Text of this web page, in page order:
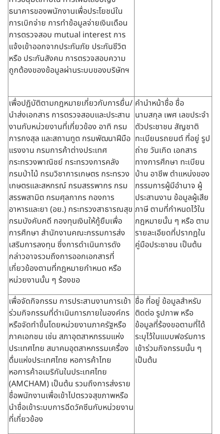
ธนาคารของพนักงานเพื่อประโยชน์ใน
การเบิกจ่าย การทำข้อมูลจ่ายเงินเดือน
การตรวจสอบ mutual interest การ
แจ้งเข้าออกจากประกันภัย ประกันชีวิต
หรือ ประกันสังคม การตรวจสอบความ
ถูกต้องของข้อมูลผ่านระบบของบริษัทฯ
เพื่อปฏิบัติตามกฎหมายเกี่ยวกับการยื่น/
นำส่งเอกสาร การตรวจสอบและประสาน
งานกับหน่วยงานที่เกี่ยวข้อง อาทิ กรม
การกงสุล และสถานทูต กรมพัฒนาฝีมือ
แรงงาน กรมการค้าต่างประเทศ
กระทรวงพาณิชย์ กระทรวงการคลัง
กรมป่าไม้ กรมวิชาการเกษตร กระทรวง
เกษตรและสหกรณ์ กรมสรรพากร กรม
สรรพสามิต กรมศุลกากร กองการ
อาหารและยา (อย.) กระทรวงสาธารณสุข
กรมบังคับคดี กองทุนเงินให้กู้ยืมเพื่อ
การศึกษา สำนักงานคณะกรรมการส่ง
เสริมการลงทุน ซึ่งการดำเนินการดัง
กล่าวอาจรวมถึงการออกเอกสารที่
เกี่ยวข้องตามที่กฎหมายกำหนด หรือ
หน่วยงานนั้น ๆ ร้องขอ
คำนำหน้าชื่อ ชื่อ
นามสกุล เพศ เลขประจำ
ตัวประชาชน สัญชาติ
ทะเบียนรถยนต์ ที่อยู่ รูป
ถ่าย วันเกิด เอกสาร
ทางการศึกษา ทะเบียน
บ้าน อาชีพ ตำแหน่งของ
กรรมการผู้มีอำนาจ ผู้
ประสานงาน ข้อมูลผู้เสีย
ภาษี ตามที่กำหนดไว้ใน
กฎหมายนั้น ๆ หรือ ตาม
รายละเอียดที่ปรากฏใน
คู่มือประชาชน เป็นต้น
เพื่อจัดกิจกรรม การประสานงานการเข้า
ร่วมกิจกรรมที่ดำเนินการภายในองค์กร
หรือจัดทำขึ้นโดยหน่วยงานภาครัฐหรือ
ภาคเอกชน เช่น สภาอุตสาหกรรมแห่ง
ประเทศไทย สมาคมอุตสาหกรรมเครื่อง
ดื่มแห่งประเทศไทย หอการค้าไทย
หอการค้าอเมริกันในประเทศไทย
(AMCHAM) เป็นต้น รวมถึงการส่งราย
ชื่อพนักงานเพื่อเข้าไปตรวจสุขภาพหรือ
นำชื่อเข้าระบบการฉีดวัคซีนกับหน่วยงาน
ที่เกี่ยวข้อง
ชื่อ ที่อยู่ ข้อมูลสำหรับ
ติดต่อ รูปภาพ หรือ
ข้อมูลที่ร้องขอตามที่ได้
ระบุไว้ในแบบฟอร์มการ
เข้าร่วมกิจกรรมนั้น ๆ
เป็นต้น